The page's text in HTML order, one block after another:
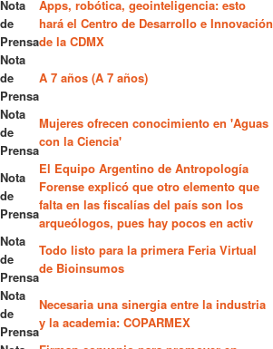
Nota
de
Prensa
Apps, robótica, geointeligencia: esto
hará el Centro de Desarrollo e Innovación
de la CDMX
Nota
de
Prensa
A 7 años (A 7 años)
Nota
de
Prensa
Mujeres ofrecen conocimiento en 'Aguas
con la Ciencia'
Nota
de
Prensa
El Equipo Argentino de Antropología
Forense explicó que otro elemento que
falta en las fiscalías del país son los
arqueólogos, pues hay pocos en activ
Nota
de
Prensa
Todo listo para la primera Feria Virtual
de Bioinsumos
Nota
de
Prensa
Necesaria una sinergia entre la industria
y la academia: COPARMEX